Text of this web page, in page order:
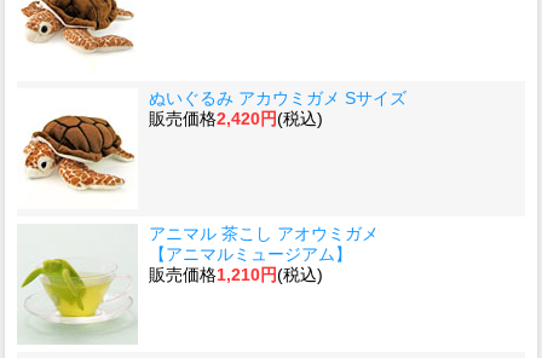
ぬいぐるみ アカウミガメ Sサイズ
販売価格2,420円(税込)
アニマル 茶こし アオウミガメ
【アニマルミュージアム】
販売価格1,210円(税込)